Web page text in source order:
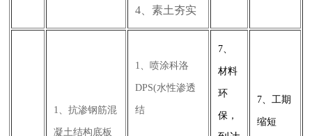
4、素土夯实
1、抗渗钢筋混
凝土结构底板
1、喷涂科洛
DPS(水性渗透
结
7、
材料
环
保，
7、工期
缩短